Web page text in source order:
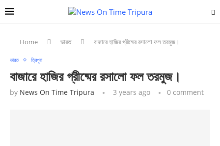
Home ভারত বাজারে হাজির গ্রীষ্মের রসালো ফল তরমুজ।
ভারত ত্রিপুরা
বাজারে হাজির গ্রীষ্মের রসালো ফল তরমুজ।
by News On Time Tripura 3 years ago 0 comment